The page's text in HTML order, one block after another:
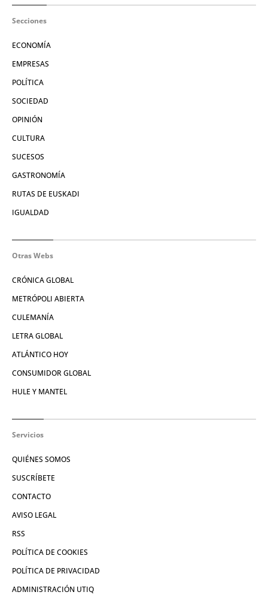
Secciones
ECONOMÍA
EMPRESAS
POLÍTICA
SOCIEDAD
OPINIÓN
CULTURA
SUCESOS
GASTRONOMÍA
RUTAS DE EUSKADI
IGUALDAD
Otras Webs
CRÓNICA GLOBAL
METRÓPOLI ABIERTA
CULEMANÍA
LETRA GLOBAL
ATLÁNTICO HOY
CONSUMIDOR GLOBAL
HULE Y MANTEL
Servicios
QUIÉNES SOMOS
SUSCRÍBETE
CONTACTO
AVISO LEGAL
RSS
POLÍTICA DE COOKIES
POLÍTICA DE PRIVACIDAD
ADMINISTRACIÓN UTIQ